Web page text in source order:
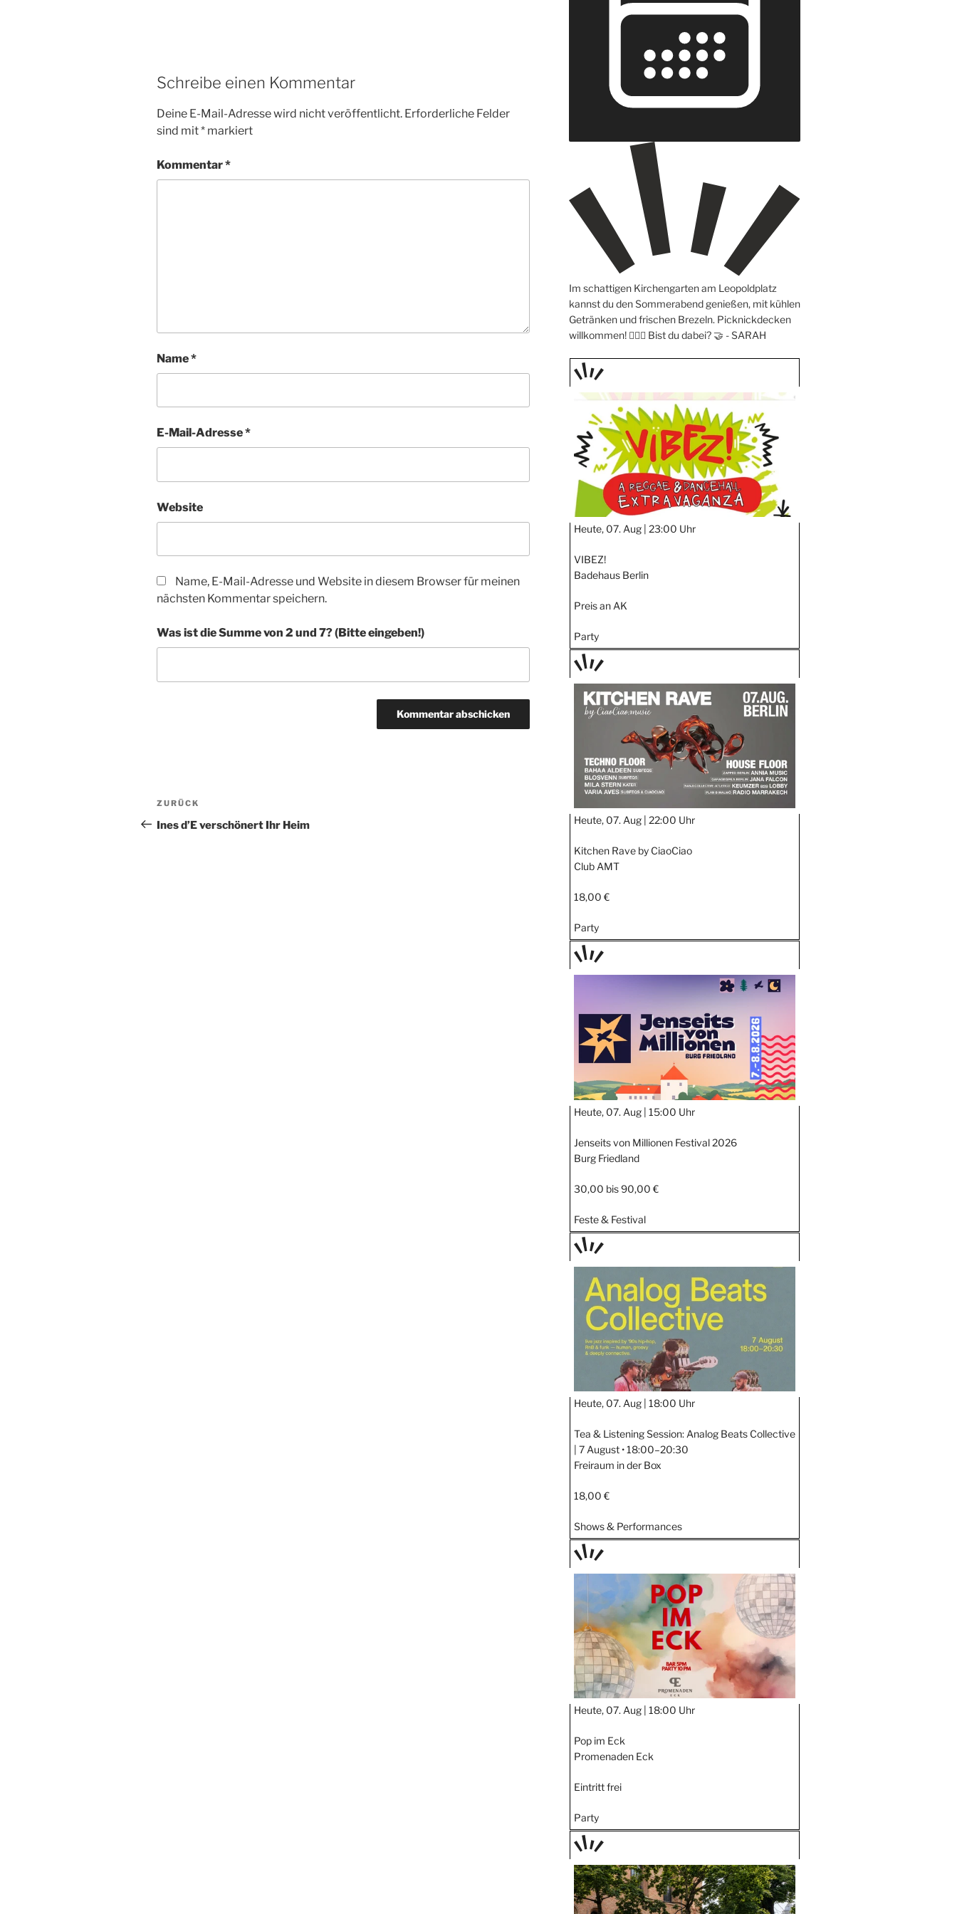
Schreibe einen Kommentar
Deine E-Mail-Adresse wird nicht veröffentlicht. Erforderliche Felder
sind mit* markiert
Kommentar*
Name*
E-Mail-Adresse*
Website
Name, E-Mail-Adresse und Website in diesem Browser für meinen
nächsten Kommentar speichern.
Was ist die Summe von 2 und 7? (Bitte eingeben!)
e
r
Beitragsnavigation
Vorheriger
Beitrag
ZURÜCK
Ines d’E verschönert Ihr Heim
Im schattigen Kirchengarten am Leopoldplatz
kannst du den Sommerabend genießen, mit kühlen
Getränken und frischen Brezeln. Picknickdecken
willkommen! 🧖🏼‍♀️ Bist du dabei? 🤝 -SARAH
TAGE
Heute, 07. Aug | 23:00 Uhr
VIBEZ!
Badehaus Berlin
Preis an AK
Party
TAGE
STIPP
Heute, 07. Aug | 22:00 Uhr
Kitchen Rave by CiaoCiao
Club AMT
18,00 €
Party
TAGE
Heute, 07. Aug | 15:00 Uhr
Jenseits von Millionen Festival 2026
Burg Friedland
30,00 bis 90,00 €
Feste & Festival
TAGE
STIPP
Heute, 07. Aug | 18:00 Uhr
Tea & Listening Session: Analog Beats Collective
| 7 August • 18:00–20:30
Freiraum in der Box
18,00 €
Shows & Performances
TAGE
Heute, 07. Aug | 18:00 Uhr
Pop im Eck
Promenaden Eck
Eintritt frei
Party
TAGE
STIPP